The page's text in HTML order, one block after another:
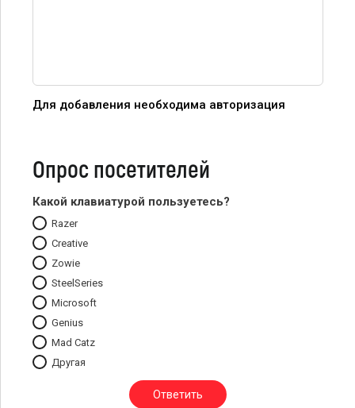
Для добавления необходима авторизация
Опрос посетителей
Какой клавиатурой пользуетесь?
Razer
Creative
Zowie
SteelSeries
Microsoft
Genius
Mad Catz
Другая